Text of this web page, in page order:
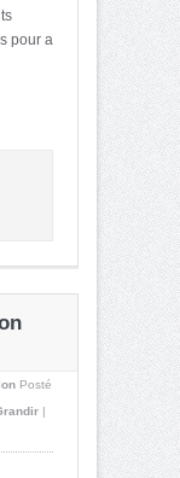
pour a
Posté
|